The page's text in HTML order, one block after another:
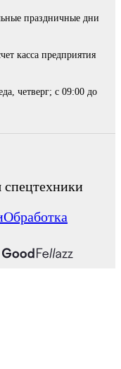
праздничные дни
касса предприятия
четверг; с 09:00 до
спецтехники
Обработка